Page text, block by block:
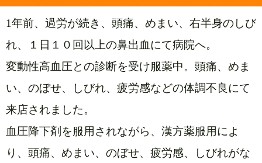
1年前、過労が続き、頭痛、めまい、右半身のしび
れ、１日１０回以上の鼻出血にて病院へ。
変動性高血圧との診断を受け服薬中。頭痛、めま
い、のぼせ、しびれ、疲労感などの体調不良にて
来店されました。
血圧降下剤を服用されながら、漢方薬服用によ
り、頭痛、めまい、のぼせ、疲労感、しびれがな